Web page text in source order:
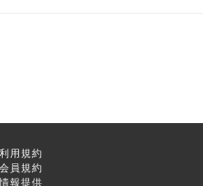
利用規約
会員規約
情報提供